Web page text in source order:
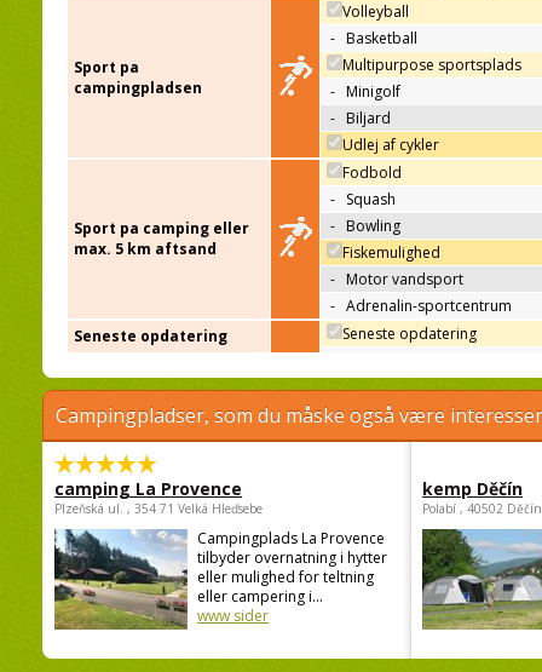
Sport pa
campingpladsen
Volleyball
- Basketball
Multipurpose sportsplads
- Minigolf
- Biljard
Udlej af cykler
Sport pa camping eller
max. 5 km aftsand
Fodbold
- Squash
- Bowling
Fiskemulighed
- Motor vandsport
- Adrenalin-sportcentrum
Seneste opdatering
Seneste opdatering
Campingpladser, som du måske også være
camping La Provence
Plzeňská ul. , 354 71 Velká Hleďsebe
Campingplads La Provence
tilbyder overnatning i hytter
eller mulighed for teltning
eller campering i...
www sider
kemp Děčín
Polabí , 40502 Děčín